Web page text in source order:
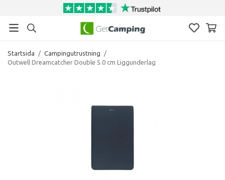
Startsida / Campingutrustning
/
Outwell Dreamcatcher Double 5.0 cm Liggunderlag